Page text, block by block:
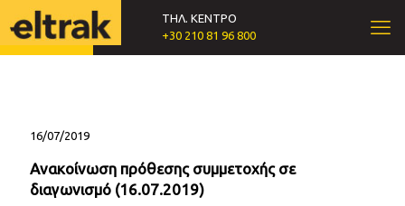
ΤΗΛ. ΚΕΝΤΡΟ
+30 210 81 96 800
16/07/2019
Ανακοίνωση πρόθεσης συμμετοχής σε
διαγωνισμό (16.07.2019)